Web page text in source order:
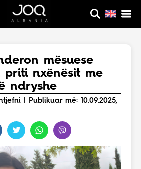
mësuese
priti nxënësit me
ndryshe
| Publikuar më: 10.09.2025,